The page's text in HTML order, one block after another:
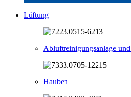
Lüftung
Abluftreinigungsanlage
Hauben